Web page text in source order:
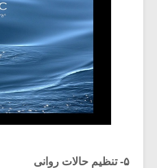
۵- تنظیم حالات روانی